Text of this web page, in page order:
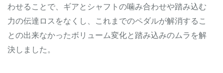
わせることで、ギアとシャフトの噛み合わせや踏み込む
力の伝達ロスをなくし、これまでのペダルが解消するこ
との出来なかったボリューム変化と踏み込みのムラを解
決しました。